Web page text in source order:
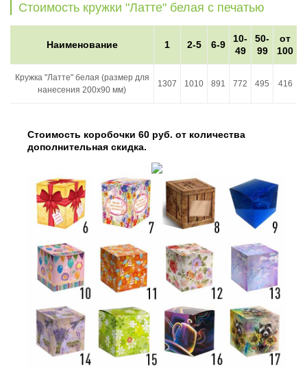
Стоимость кружки "Латте" белая с печатью
Наименование 1 2-5 6-9
10-
49
50-
99
от
100
Кружка "Латте" белая (размер для
нанесения 200x90 мм)
1307 1010 891 772 495 416
Стоимость коробочки 60 руб. от количества
дополнительная скидка.